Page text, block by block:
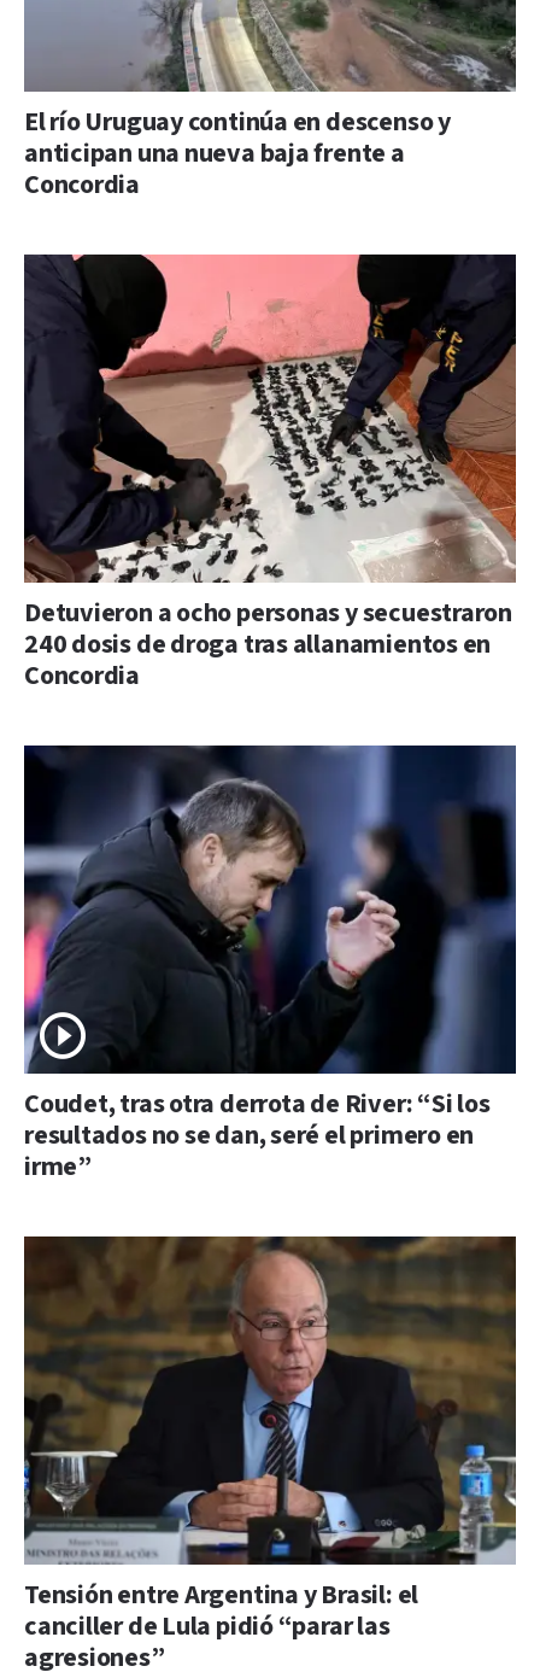
El río Uruguay continúa en descenso y
anticipan una nueva baja frente a
Concordia
Detuvieron a ocho personas y secuestraron
240 dosis de droga tras allanamientos en
Concordia
Coudet, tras otra derrota de River: “Si los
resultados no se dan, seré el primero en
irme”
Tensión entre Argentina y Brasil: el
canciller de Lula pidió “parar las
agresiones”